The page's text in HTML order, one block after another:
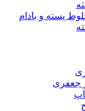
جعفری